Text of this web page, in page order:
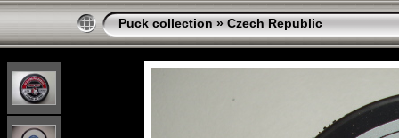
Puck collection » Czech Republic